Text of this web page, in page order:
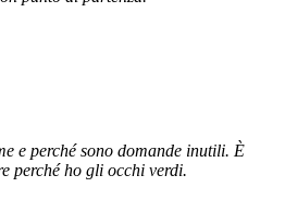
e perché sono domande inutili. È
perché ho gli occhi verdi.